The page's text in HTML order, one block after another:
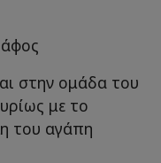
στην ομάδα του
με το
του αγάπη